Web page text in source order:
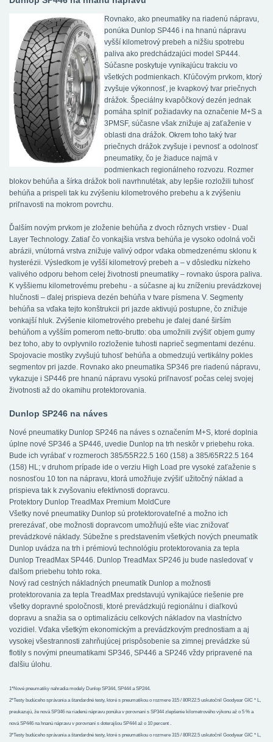
Rovnako, ako pneumatiky na riadenú nápravu,
ponúka Dunlop SP446 i na hnanú nápravu
vyšší kilometrový prebeh a nižšiu spotrebu
paliva ako predchádzajúci model SP444.
Súčasne poskytuje vynikajúcu trakciu vo
všetkých podmienkach. Kľúčovým prvkom, ktorý
zvyšuje výkonnosť, je kvapkový tvar priečnych
drážok. Špeciálny kvapôčkový dezén jednak
pomáha splniť požiadavky na označenie M+S a
3PMSF, súčasne však znižuje aj zaťaženie v
oblasti dna drážok. Okrem toho taký tvar
priečnych drážok zvyšuje i pevnosť a odolnosť
pneumatiky, čo je žiaduce najmä v
podmienkach regionálneho rozvozu. Rozmer
blokov behúňa a šírka drážok boli navrhnutétak, aby lepšie rozložili tuhosť
behúňa a prispeli tak ku zvýšeniu kilometrového prebehu a k zvýšeniu
priľnavosti na mokrom povrchu.
Ďalším novým prvkom je zloženie behúňa z dvoch rôznych vrstiev - Dual
Layer Technology. Zatiaľ čo vonkajšia vrstva behúňa je vysoko odolná voči
abrázii, vnútorná vrstva znižuje valivý odpor vďaka obmedzenému sklonu k
hysterézii. Výsledkom je vyšší kilometrový prebeh a – v dôsledku nízkeho
valivého odporu behom celej životnosti pneumatiky – rovnako úspora paliva.
K vyššiemu kilometrovému prebehu - a súčasne aj ku zníženiu prevádzkovej
hlučnosti – ďalej prispieva dezén behúňa v tvare písmena V. Segmenty
behúňa sa vďaka tejto konštrukcii pri jazde aktivujú postupne, čo znižuje
vonkajší hluk. Zvýšenie kilometrového prebehu je ďalej dané širším
behúňom a vyšším pomerom netto-brutto: oba umožnili zvýšiť objem gumy
bez toho, aby to ovplyvnilo rozloženie tuhosti naprieč segmentami dezénu.
Spojovacie mostíky zvyšujú tuhosť behúňa a obmedzujú vertikálny pokles
segmentov pri jazde. Rovnako ako pneumatika SP346 pre riadenú nápravu,
vykazuje i SP446 pre hnanú nápravu vysokú priľnavosť počas celej svojej
životnosti až do okamihu protektorovania.
Dunlop SP246 na náves
Nové pneumatiky Dunlop SP246 na náves s označením M+S, ktoré doplnia
úplne nové SP346 a SP446, uvedie Dunlop na trh neskôr v priebehu roka.
Bude ich vyrábať v rozmeroch 385/55R22.5 160 (158) a 385/65R22.5 164
(158) HL; v druhom prípade ide o verziu High Load pre vysoké zaťaženie s
nosnosťou 10 ton na nápravu, ktorá umožňuje zvýšiť užitočný náklad a
prispieva tak k zvyšovaniu efektívnosti dopravcu.
Protektory Dunlop TreadMax Premium MoldCure
Všetky nové pneumatiky Dunlop sú protektorovateľné a možno ich
prerezávať, obe možnosti dopravcom umožňujú ešte viac znižovať
prevádzkové náklady. Súbežne s predstavením všetkých nových pneumatík
Dunlop uvádza na trh i prémiovú technológiu protektorovania za tepla
Dunlop TreadMax SP446. Dunlop TreadMax SP246 ju bude nasledovať v
ďalšom priebehu tohto roka.
Nový rad cestných nákladných pneumatík Dunlop a možnosti
protektorovania za tepla TreadMax predstavujú vynikajúce riešenie pre
všetky dopravné spoločnosti, ktoré prevádzkujú regionálnu i diaľkovú
dopravu a snažia sa o optimalizáciu celkových nákladov na vlastníctvo
vozidiel. Vďaka všetkým ekonomickým a prevádzkovým prednostiam a aj
vysokej všestrannosti zahrňujúcej prispôsobenie sa zimnej prevádzke sú
flotily s novými pneumatikami SP346, SP446 a SP246 vždy pripravené na
ďalšiu úlohu.
1*Nové pneumatiky nahradia modely Dunlop SP344, SP444 a SP244.
2*Testy budúceho správania a štandardné testy, ktoré s pneumatikou o rozmere 315 / 80R22.5 uskutočnil Goodyear GIC * L,
preukazujú, že nová SP346 na riadenú nápravu ponúka v porovnaní s SP344 zlepšenie kilometrového výkonu až o 5 % a
nová SP446 na hnanú nápravu v porovnaní s doterajšou SP444 až o 10 percent .
3*Testy budúceho správania a štandardné testy, ktoré s pneumatikou o rozmere 315 / 80R22.5 uskutočnil Goodyear GIC * L,